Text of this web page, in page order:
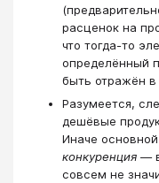
расценок на
что тогда-то
определённый
быть отражён
Разумеется,
дешёвые
Иначе
конкуренция —
совсем не